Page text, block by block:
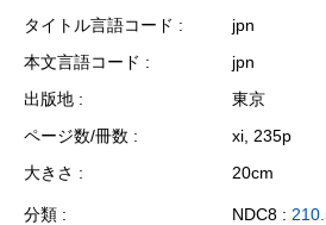
タイトル言語コード
jpn
本文言語コード
jpn
出版地
東京
ページ数/冊数
xi, 235p
大きさ
20cm
分類 NDC8 :